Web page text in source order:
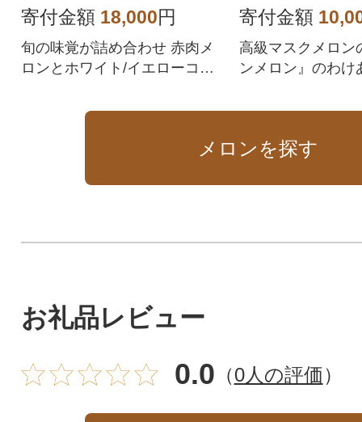
うもろし
寄付金額 18,000円
旬の味覚が詰め合わせ 赤肉メ
ロンとホワイト/イエローコー
寄付金額
高級マスクメロン
ンメロン』のわけ
をご堪能ください
メロンを探す
お礼品レビュー
0.0 （0人の評価）